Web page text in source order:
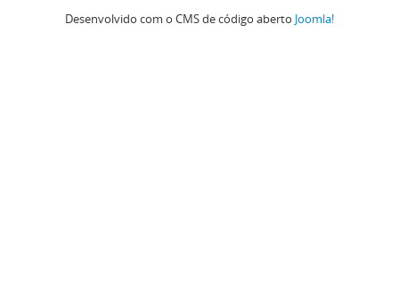
Desenvolvido com o CMS de código aberto Joomla!